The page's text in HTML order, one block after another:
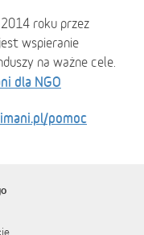
roku przez
wspieranie
na ważne cele.
dla NGO
pomoc